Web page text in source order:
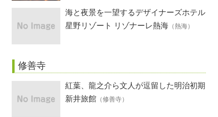
海と夜景を一望するデザイナーズホテル
星野リゾート リゾナーレ熱海 （熱海）
修善寺
紅葉、龍之介ら文人が逗留した明治初期
創業の宿
新井旅館 （修善寺）